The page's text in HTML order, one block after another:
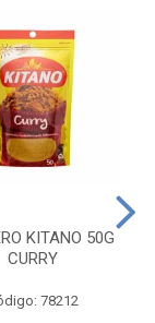
KITANO 50G
CURRY
78212